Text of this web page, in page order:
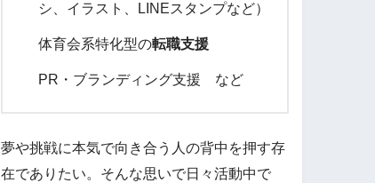
シ、イラスト、LINEスタンプなど）
体育会系特化型の転職支援
PR・ブランディング支援 など
夢や挑戦に本気で向き合う人の背中を押す存
在でありたい。そんな思いで日々活動中で